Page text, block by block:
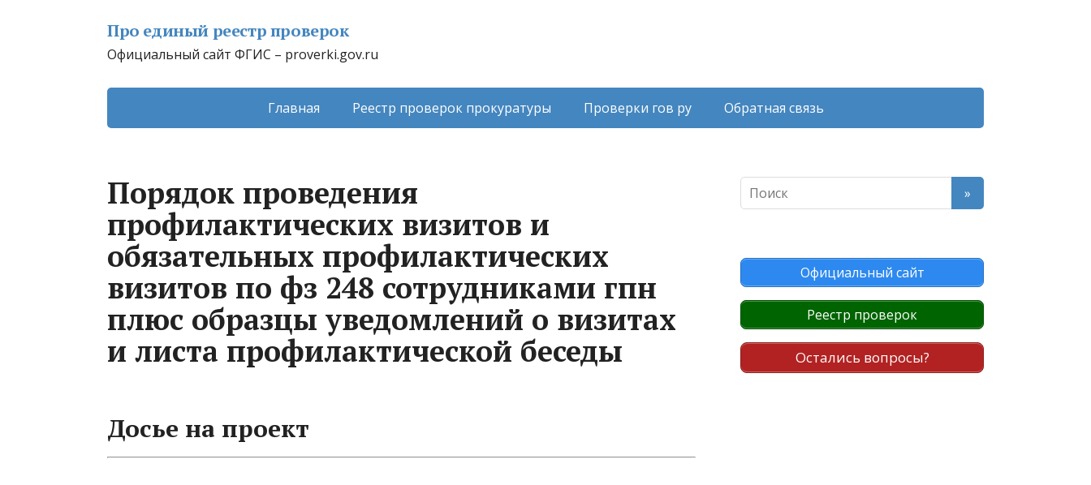
Про единый реестр проверок
Официальный сайт ФГИС – proverki.gov.ru
Главная Реестр проверок прокуратуры Проверки гов ру Обратная связь
Порядок проведения
профилактических визитов и
обязательных профилактических
визитов по фз 248 сотрудниками гпн
плюс образцы уведомлений о визитах
и листа профилактической беседы
Досье на проект
Официальный сайт
Реестр проверок
Остались вопросы?